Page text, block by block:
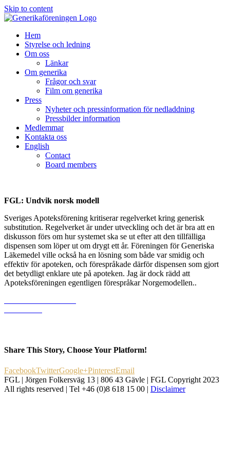
Skip to content
Hem
Styrelse och ledning
Om oss
Länkar
Om generika
Frågor och svar
Film om generika
Press
Nyheter och pressinformation för nedladdning
Pressbilder information
Medlemmar
Kontakta oss
English
Contact
Board members
FGL: Undvik norsk modell
Sveriges Apoteksförening kritiserar regelverket kring generisk
substitution. Regelverket är under utveckling och det är bra att en
diskusson förs om hur systemet ska se ut efter att den tillfälliga
dispensen som löper ut om drygt ett år. Föreningen för Generiska
Läkemedel ville också ha en lösning som både var smidig och
effektiv för apoteken, och förespråkade därför dispensen som gjort
det betydligt enklare ute på apoteken. Jag är dock rädd att
Apoteksföreningen egentligen förespråkar Norgemodellen..
Share This Story, Choose Your Platform!
FacebookTwitterGoogle+PinterestEmail
FGL | Jörgen Folkersväg 13 | 806 43 Gävle | FGL Copyright 2023
All rights reserved | Tel +46 (0)8 618 15 00 | Disclaimer